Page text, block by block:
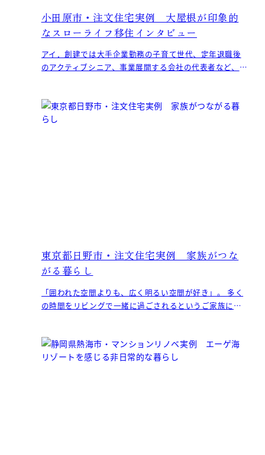
小田原市・注文住宅実例 大屋根が印象的
なスローライフ移住インタビュー
アイ．創建では大手企業勤務の子育て世代、定年退職後
のアクティブシニア、事業展開する会社の代表者など、
東京都日野市・注文住宅実例 家族がつな
がる暮らし
「囲われた空間よりも、広く明るい空間が好き」。 多く
の時間をリビングで一緒に過ごされるというご家族に、